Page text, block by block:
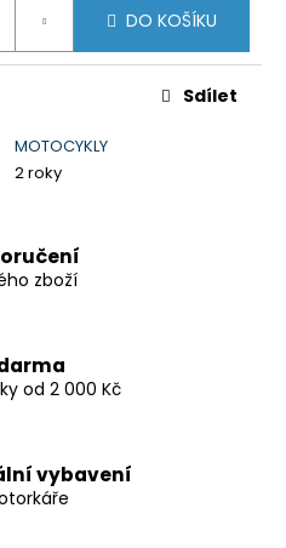
DO KOŠÍKU
MOTOCYKLY
2 roky
Sdílet
zboží
od 2 000 Kč
vybavení